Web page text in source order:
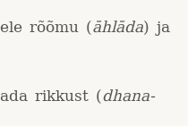
rõõmu (āhlāda) ja
rikkust (dhana-